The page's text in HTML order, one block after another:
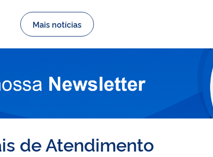
Mais notícias
de Atendimento